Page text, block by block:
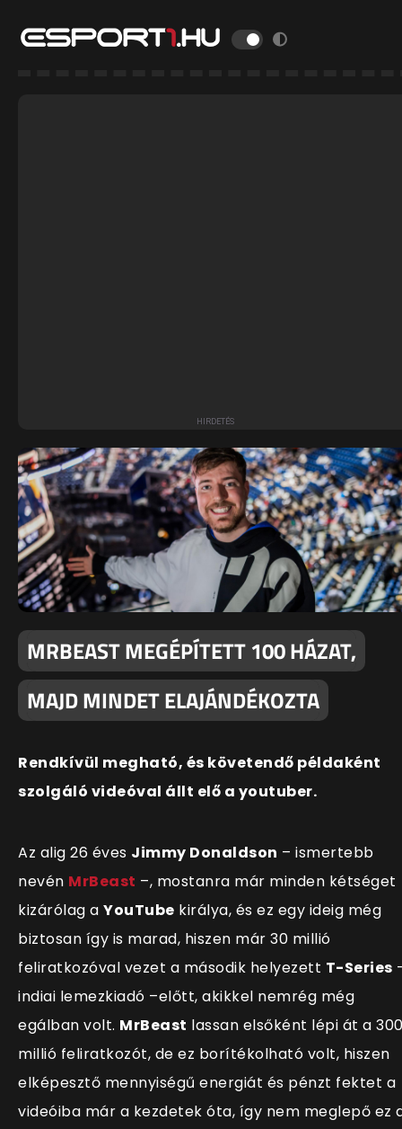
MRBEAST MEGÉPÍTETT 100 HÁZAT,
MAJD MINDET ELAJÁNDÉKOZTA
Rendkívül megható, és követendő példaként
szolgáló videóval állt elő a youtuber.
Az alig 26 éves Jimmy Donaldson – ismertebb
nevén MrBeast –, mostanra már minden kétséget
kizárólag a YouTube királya, és ez egy ideig még
biztosan így is marad, hiszen már 30 millió
feliratkozóval vezet a második helyezett T-Series
indiai lemezkiadó –előtt, akikkel nemrég még
egálban volt. MrBeast lassan elsőként lépi át a
millió feliratkozót, de ez borítékolható volt, hiszen
elképesztő mennyiségű energiát és pénzt fektet a
videóiba már a kezdetek óta, így nem meglepő ez